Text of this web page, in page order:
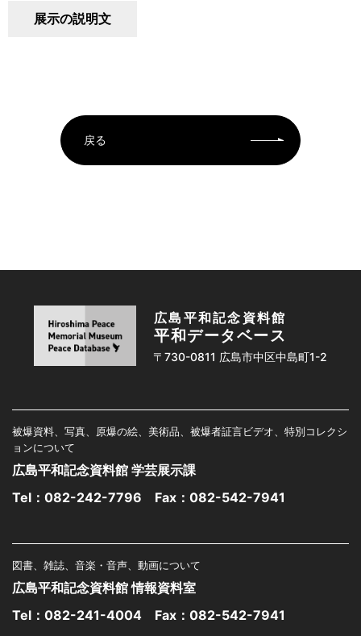
展示の説明文
戻る
広島平和記念資料館
平和データベース
〒730-0811 広島市中区中島町1-2
被爆資料、写真、原爆の絵、美術品、被爆者証言ビデオ、特別コレクシ
ョンについて
広島平和記念資料館 学芸展示課
Tel： 082-242-7796 Fax：082-542-7941
図書、雑誌、音楽・音声、動画について
広島平和記念資料館 情報資料室
Tel： 082-241-4004 Fax：082-542-7941